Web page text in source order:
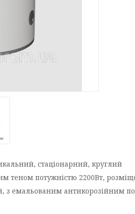
стаціонарний, круглий
потужністю 2200Вт,
з емальованим антикорозійним